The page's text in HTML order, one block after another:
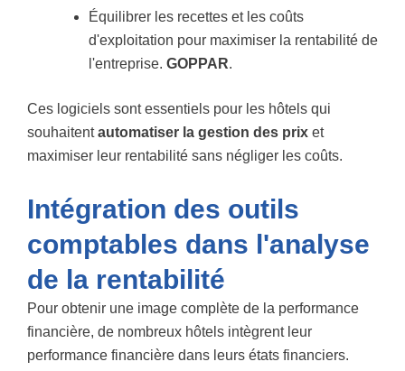
Équilibrer les recettes et les coûts
d'exploitation pour maximiser la rentabilité de
l'entreprise. GOPPAR.
Ces logiciels sont essentiels pour les hôtels qui
souhaitentautomatiser la gestion des prix et
maximiser leur rentabilité sans négliger les coûts.
Intégration des outils
comptables dans l'analyse
de la rentabilité
Pour obtenir une image complète de la performance
financière, de nombreux hôtels intègrent leur
performance financière dans leurs états financiers.